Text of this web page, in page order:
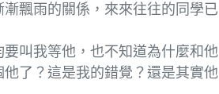
飄雨的關係，來來往往的同學已
叫我等他，也不知道為什麼和他
了？這是我的錯覺？還是其實他